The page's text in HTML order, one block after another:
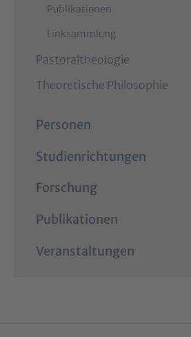
Publikationen
Linksammlung
Pastoraltheologie
Theoretische Philosophie
Personen
Studienrichtungen
Forschung
Publikationen
Veranstaltungen